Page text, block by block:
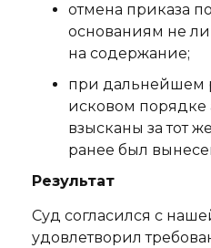
отмена приказа
основаниям не
на содержание;
при дальнейшем
исковом порядке
взысканы за тот
ранее был
Результат
Суд согласился с
удовлетворил